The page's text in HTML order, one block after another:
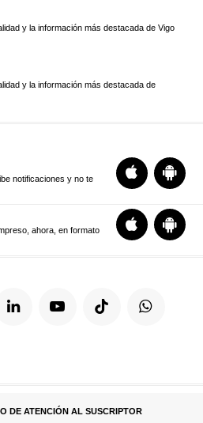
y la información más destacada de Vigo
y la información más destacada de
notificaciones y no te
ahora, en formato
DE ATENCIÓN AL SUSCRIPTOR